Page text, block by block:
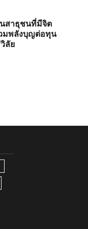
สาธุชนที่มีจิต
มพลังบุญต่อทุน
ลัย